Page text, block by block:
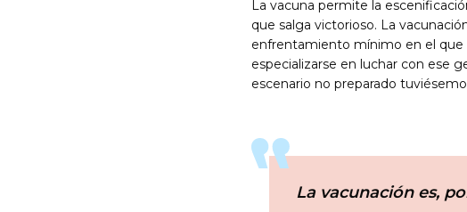
La vacuna permite la
que salga victorioso. La
enfrentamiento mínimo en el que
especializarse en luchar con ese
escenario no preparado
La vacunación es,